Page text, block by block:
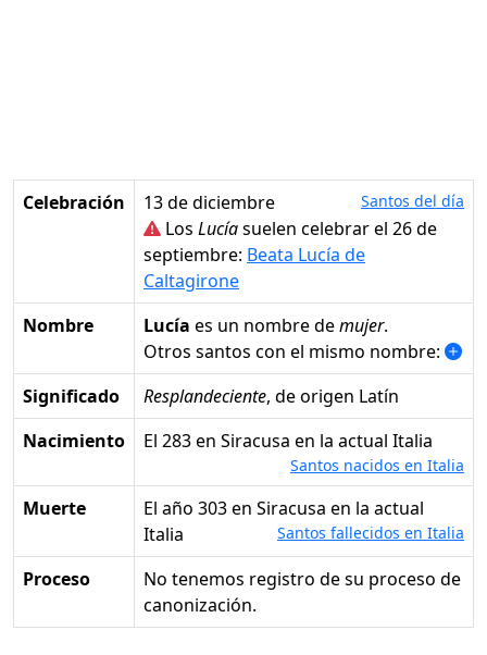
Celebración 13 de diciembre Santos del día
Los Lucíasuelen celebrar el 26 de
septiembre: Beata Lucía de
Caltagirone
Nombre
Lucía es un nombre demujer.
Otros santos con el mismo nombre:
Significado
Resplandeciente, de origen Latín
Nacimiento
el 283 en Siracusa en la actual Italia
Santos nacidos en Italia
Muerte
el año 303 en Siracusa en la actual
Italia
Santos fallecidos en Italia
Proceso
No tenemos registro de su proceso de
canonización.